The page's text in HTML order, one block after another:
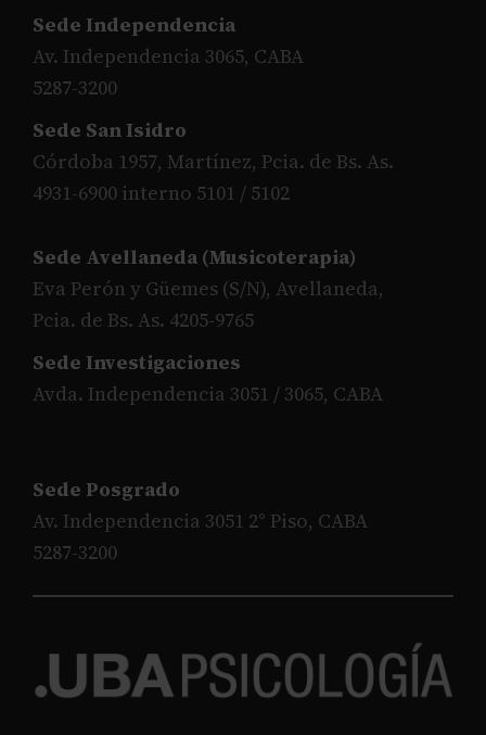
Sede Independencia
Av. Independencia 3065, CABA
5287-3200
Sede San Isidro
Córdoba 1957, Martínez, Pcia. de Bs. As.
4931-6900 interno 5101 / 5102
Sede Avellaneda (Musicoterapia)
Eva Perón y Güemes (S/N), Avellaneda,
Pcia. de Bs. As. 4205-9765
Sede Investigaciones
Avda. Independencia 3051 / 3065, CABA
Sede Posgrado
Av. Independencia 3051 2° Piso, CABA
5287-3200